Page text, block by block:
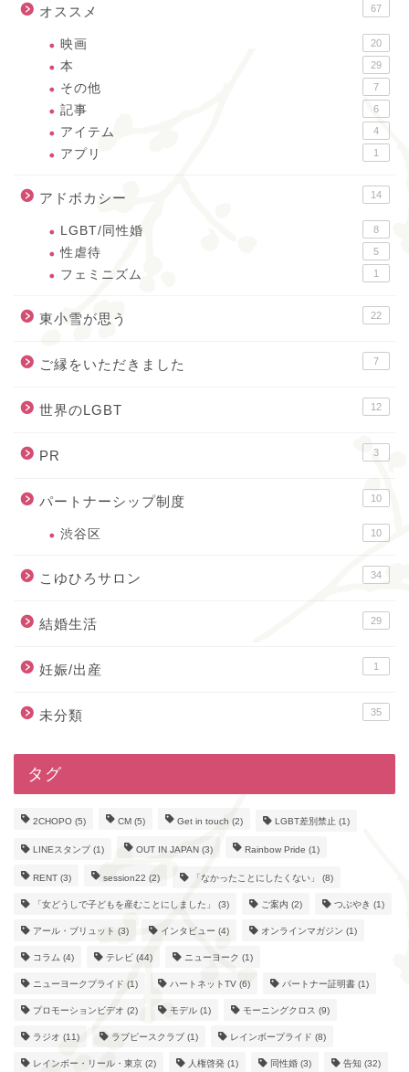
オススメ 67
映画 20
本 29
その他 7
記事 6
アイテム 4
アプリ 1
アドボカシー 14
LGBT/同性婚 8
性虐待 5
フェミニズム 1
東小雪が思う 22
ご縁をいただきました 7
世界のLGBT 12
PR 3
パートナーシップ制度 10
渋谷区 10
こゆひろサロン 34
結婚生活 29
妊娠/出産 1
未分類 35
タグ
2CHOPO (5) CM (5) Get in touch (2) LGBT差別禁止 (1)
LINEスタンプ (1) OUT IN JAPAN (3) Rainbow Pride (1)
RENT (3) session22 (2) 「なかったことにしたくない」 (8)
「女どうしで子どもを産むことにしました」 (3) ご案内 (2) つぶやき (1)
アール・ブリュット (3) インタビュー (4) オンラインマガジン (1)
コラム (4) テレビ (44) ニューヨーク (1)
ニューヨークプライド (1) ハートネットTV (6) パートナー証明書 (1)
プロモーションビデオ (2) モデル (1) モーニングクロス (9)
ラジオ (11) ラブピースクラブ (1) レインボープライド (8)
レインボー・リール・東京 (2) 人権啓発 (1) 同性婚 (3) 告知 (32)